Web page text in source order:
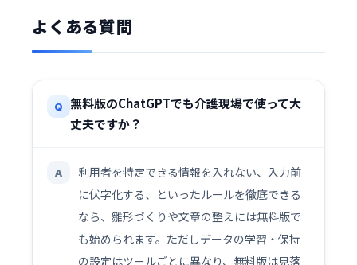
よくある質問
Q
無料版のChatGPTでも介護現場で使って大
丈夫ですか？
A
利用者を特定できる情報を入れない、入力前
に伏字化する、といったルールを徹底できる
なら、雛形づくりや文章の整えには無料版で
も始められます。ただしデータの学習・保持
の設定はツールごとに異なり、無料版は見落